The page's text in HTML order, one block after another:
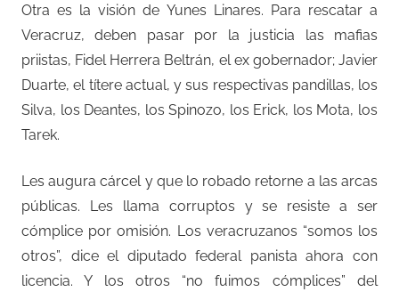
Otra es la visión de Yunes Linares. Para rescatar a
Veracruz, deben pasar por la justicia las mafias
priistas, Fidel Herrera Beltrán, el ex gobernador; Javier
Duarte, el títere actual, y sus respectivas pandillas, los
Silva, los Deantes, los Spinozo, los Erick, los Mota, los
Tarek.
Les augura cárcel y que lo robado retorne a las arcas
públicas. Les llama corruptos y se resiste a ser
cómplice por omisión. Los veracruzanos “somos los
otros”, dice el diputado federal panista ahora con
licencia. Y los otros “no fuimos cómplices” del